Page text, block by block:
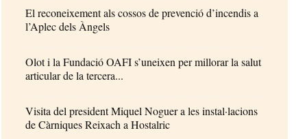
El reconeixement als cossos de prevenció d’incendis a
l’Aplec dels Àngels
Olot i la Fundació OAFI s’uneixen per millorar la salut
articular de la tercera...
Visita del president Miquel Noguer a les instal·lacions
de Càrniques Reixach a Hostalric